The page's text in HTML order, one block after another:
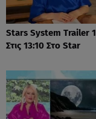
Stars System Trailer
Στις 13:10 Στο Star